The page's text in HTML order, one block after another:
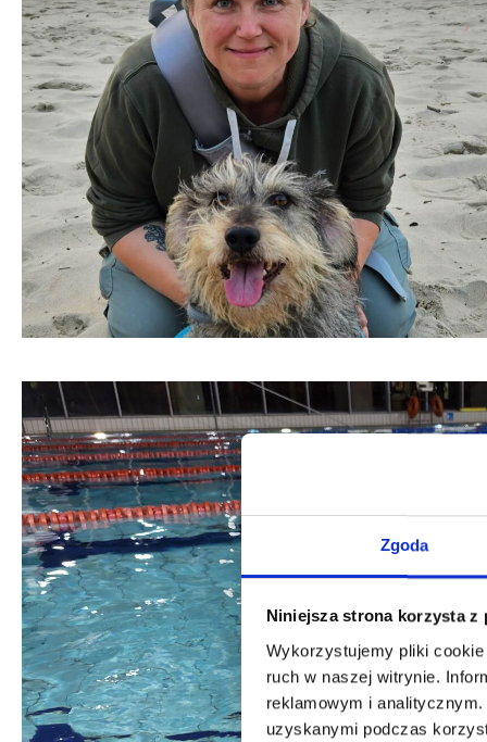
Zgoda
Niniejsza strona korzysta z
Wykorzystujemy pliki
ruch w naszej witrynie.
reklamowym i
uzyskanymi podczas